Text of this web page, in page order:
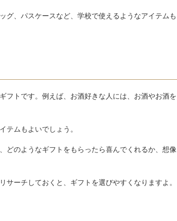
グ、パスケースなど、学校で使えるようなアイテムも
フトです。例えば、お酒好きな人には、お酒やお酒を
テムもよいでしょう。
どのようなギフトをもらったら喜んでくれるか、想像
ーチしておくと、ギフトを選びやすくなりますよ。